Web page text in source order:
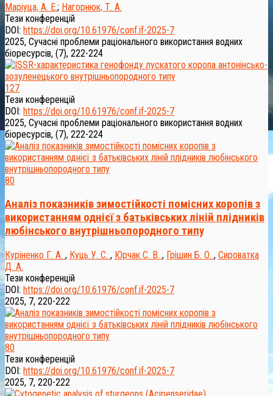
Маріуца, А. Е.; Нагорнюк, Т. А.
Тези конференцій
DOI: https://doi.org/10.61976/conf.if-2025-7
2025, Сучасні проблеми раціонального використання водних
біоресурсів, (7), 222-224
127
Тези конференцій
DOI: https://doi.org/10.61976/conf.if-2025-7
2025, Сучасні проблеми раціонального використання водних
біоресурсів, (7), 222-224
80
Аналіз показників зимостійкості помісних коропів з
використанням однієї з батьківських ліній плідників
любінського внутрішньопородного типу
Куріненко Г. А. , Куць У. С. , Юрчак С. В. , Грішин Б. О. , Сироватка
Д. А.
Тези конференцій
DOI: https://doi.org/10.61976/conf.if-2025-7
2025, 7, 220-222
80
Тези конференцій
DOI: https://doi.org/10.61976/conf.if-2025-7
2025, 7, 220-222